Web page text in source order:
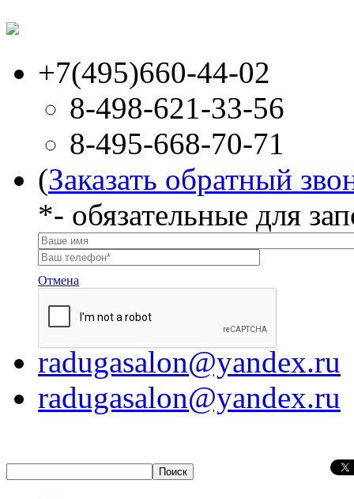
+7(495)660-44-02
8-498-621-33-56
8-495-668-70-71
(Заказать обратный
*- обязательные для
Отмена
radugasalon@yandex.ru
radugasalon@yandex.ru